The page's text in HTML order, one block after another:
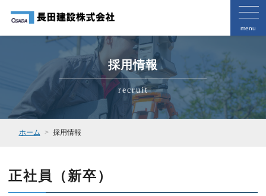
menu
採用情報
recruit
ホーム 採用情報
正社員（新卒）